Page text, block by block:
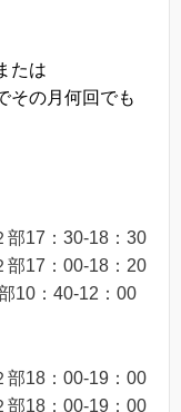
たは
その月何回でも
部17：30-18：30
部17：00-18：20
10：40-12：00
部18：00-19：00
部18：00-19：00